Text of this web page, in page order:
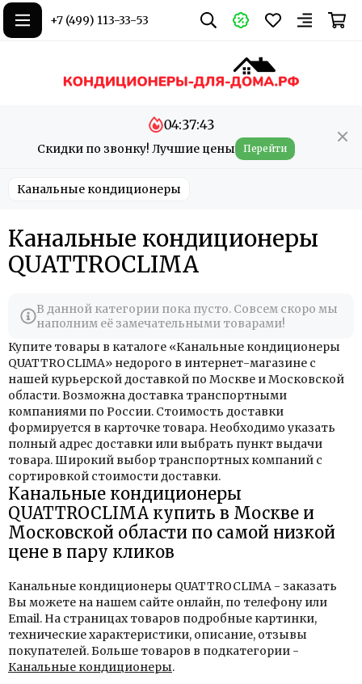
+7 (499) 113-33-53
Скидки по звонку! Лучшие цены
04:37:42
Перейти
Канальные кондиционеры
Канальные кондиционеры
QUATTROCLIMA
В данной категории пока пусто. Совсем скоро мы
наполним её замечательными товарами!
Купите товары в каталоге «Канальные кондиционеры
QUATTROCLIMA» недорого в интернет-магазине с
нашей курьерской доставкой по Москве и Московской
области. Возможна доставка транспортными
компаниями по России. Стоимость доставки
формируется в карточке товара. Необходимо указать
полный адрес доставки или выбрать пункт выдачи
товара. Широкий выбор транспортных компаний с
сортировкой стоимости доставки.
Канальные кондиционеры
QUATTROCLIMA купить в Москве и
Московской области по самой низкой
цене в пару кликов
Канальные кондиционеры QUATTROCLIMA - заказать
Вы можете на нашем сайте онлайн, по телефону или
Email. На страницах товаров подробные картинки,
технические характеристики, описание, отзывы
покупателей. Больше товаров в подкатегории -
Канальные кондиционеры.